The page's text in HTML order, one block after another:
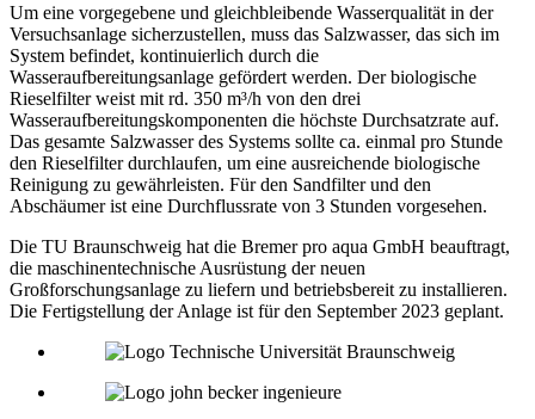
Um eine vorgegebene und gleichbleibende Wasserqualität in der
Versuchsanlage sicherzustellen, muss das Salzwasser, das sich im
System befindet, kontinuierlich durch die
Wasseraufbereitungsanlage gefördert werden. Der biologische
Rieselfilter weist mit rd. 350 m³/h von den drei
Wasseraufbereitungskomponenten die höchste Durchsatzrate auf.
Das gesamte Salzwasser des Systems sollte ca. einmal pro Stunde
den Rieselfilter durchlaufen, um eine ausreichende biologische
Reinigung zu gewährleisten. Für den Sandfilter und den
Abschäumer ist eine Durchflussrate von 3 Stunden vorgesehen.
Die TU Braunschweig hat die Bremer pro aqua GmbH beauftragt,
die maschinentechnische Ausrüstung der neuen
Großforschungsanlage zu liefern und betriebsbereit zu installieren.
Die Fertigstellung der Anlage ist für den September 2023 geplant.